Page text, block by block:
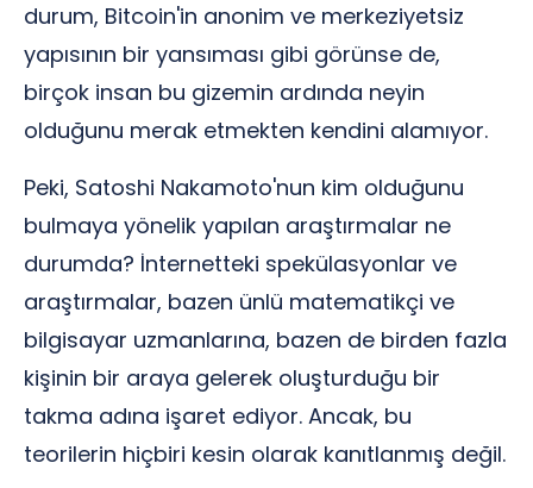
durum, Bitcoin'in anonim ve merkeziyetsiz
yapısının bir yansıması gibi görünse de,
birçok insan bu gizemin ardında neyin
olduğunu merak etmekten kendini alamıyor.
Peki, Satoshi Nakamoto'nun kim olduğunu
bulmaya yönelik yapılan araştırmalar ne
durumda? İnternetteki spekülasyonlar ve
araştırmalar, bazen ünlü matematikçi ve
bilgisayar uzmanlarına, bazen de birden fazla
kişinin bir araya gelerek oluşturduğu bir
takma adına işaret ediyor. Ancak, bu
teorilerin hiçbiri kesin olarak kanıtlanmış değil.